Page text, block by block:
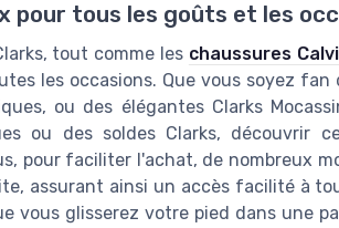
pour tous les goûts et les
tout comme les chaussures
les occasions. Que vous soyez
ou des élégantes Clarks
ou des soldes Clarks, découvrir
pour faciliter l'achat, de nombreux
assurant ainsi un accès facilité à
vous glisserez votre pied dans une